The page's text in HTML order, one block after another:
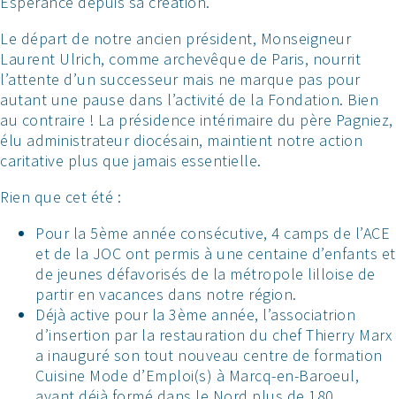
Le départ de notre ancien président, Monseigneur
Laurent Ulrich, comme archevêque de Paris, nourrit
l’attente d’un successeur mais ne marque pas pour
autant une pause dans l’activité de la Fondation. Bien
au contraire ! La présidence intérimaire du père Pagniez,
élu administrateur diocésain, maintient notre action
caritative plus que jamais essentielle.
Rien que cet été :
Pour la 5ème année consécutive, 4 camps de l’ACE
et de la JOC ont permis à une centaine d’enfants et
de jeunes défavorisés de la métropole lilloise de
partir en vacances dans notre région.
Déjà active pour la 3ème année, l’associatrion
d’insertion par la restauration du chef Thierry Marx
a inauguré son tout nouveau centre de formation
Cuisine Mode d’Emploi(s) à Marcq-en-Baroeul,